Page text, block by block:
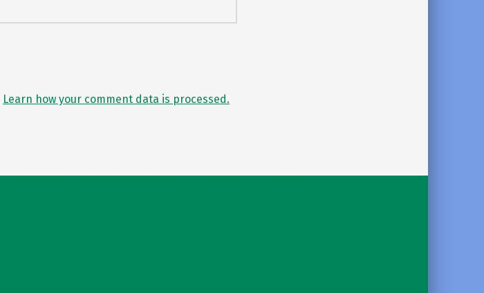
Learn how your comment data is processed.